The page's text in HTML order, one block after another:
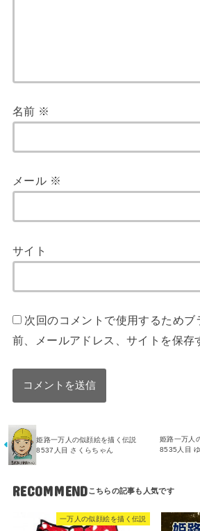
名前 ※
メール ※
サイト
次回のコメントで使用するためブ
前、メールアドレス、サイトを保存
姫路一万人の似顔絵を描く伝説
8537人目 さくらちゃん
姫路一万人
8535人目
RECOMMEND
一万人の似顔絵を描く伝説